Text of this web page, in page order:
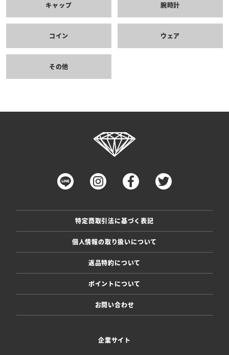
キャップ 腕時計
コイン ウェア
その他
特定商取引法に基づく表記
個人情報の取り扱いについて
返品特約について
ポイントについて
お問い合わせ
企業サイト